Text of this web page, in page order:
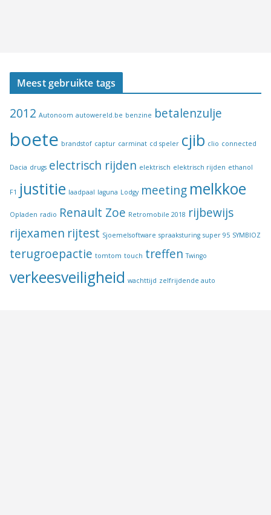
Meest gebruikte tags
2012 Autonoom autowereld.be benzine betalenzulje
boete brandstof captur carminat cd speler cjib clio connected
Dacia drugs electrisch rijden elektrisch elektrisch rijden ethanol
F1 justitie laadpaal laguna Lodgy meeting melkkoe
Opladen radio Renault Zoe Retromobile 2018 rijbewijs
rijexamen rijtest Sjoemelsoftware spraaksturing super 95 SYMBIOZ
terugroepactie tomtom touch treffen Twingo
verkeesveiligheid wachttijd zelfrijdende auto